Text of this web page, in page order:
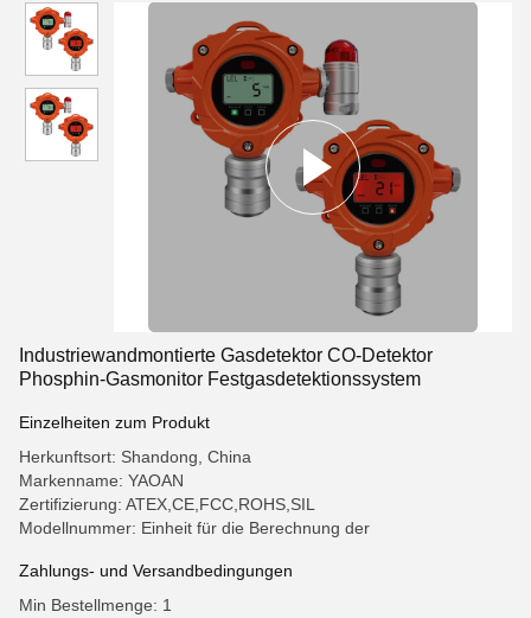
Industriewandmontierte Gasdetektor CO-Detektor
Phosphin-Gasmonitor Festgasdetektionssystem
Einzelheiten zum Produkt
Herkunftsort: Shandong, China
Markenname: YAOAN
Zertifizierung: ATEX,CE,FCC,ROHS,SIL
Modellnummer: Einheit für die Berechnung der
Zahlungs- und Versandbedingungen
Min Bestellmenge: 1